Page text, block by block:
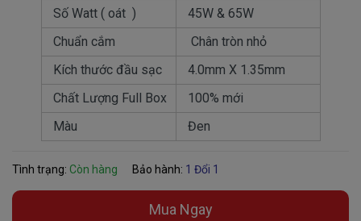
Số Watt ( oát )
45W & 65W
Chuẩn cắm
Chân tròn nhỏ
Kích thước đầu sạc
4.0mm X 1.35mm
Chất Lượng Full Box
100% mới
Màu
Đen
Tình trạng: Còn hàng Bảo hành: 1 Đổi 1
Mua Ngay